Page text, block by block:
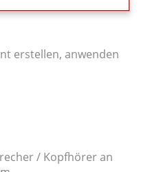
erstellen, anwenden
/ Kopfhörer an